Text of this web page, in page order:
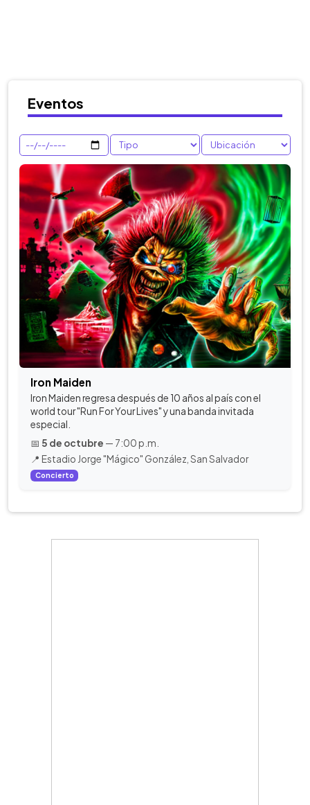
Eventos
Iron Maiden
Iron Maiden regresa después de 10 años al país con el
world tour "Run For Your Lives" y una banda invitada
especial.
📅 5 de octubre — 7:00 p.m.
📍 Estadio Jorge "Mágico" González, San Salvador
Concierto